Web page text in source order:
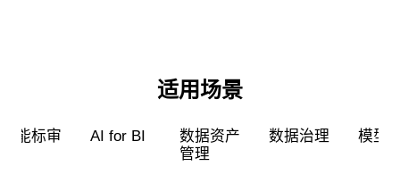
适用场景
超级员工 智能标审 AI for BI
数据资产